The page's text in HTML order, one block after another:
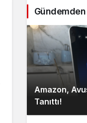
Amazon,
Tanıttı!